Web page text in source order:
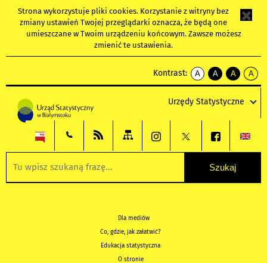
Strona wykorzystuje pliki cookies. Korzystanie z witryny bez
zmiany ustawień Twojej przeglądarki oznacza, że będą one
umieszczane w Twoim urządzeniu końcowym. Zawsze możesz
zmienić te ustawienia.
Kontrast:
A
kontrast
A
kontrast
tekst
czarnym
A
kontrast
tekst
czarnym
A
tekst
żółtym
Urzędy Statystyczne
Dla mediów
Co, gdzie, jak załatwić?
Edukacja statystyczna
O stronie